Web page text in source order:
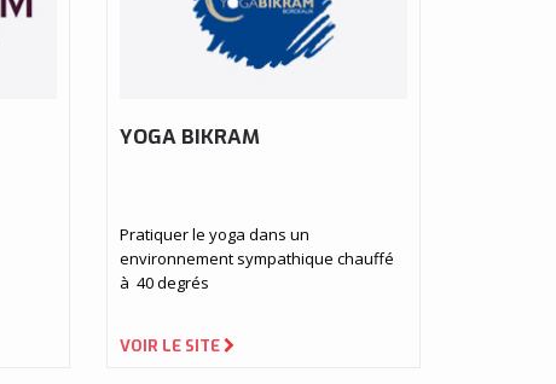
YOGA BIKRAM
Pratiquer le yoga dans un
environnement sympathique chauffé
à 40 degrés
VOIR LE SITE